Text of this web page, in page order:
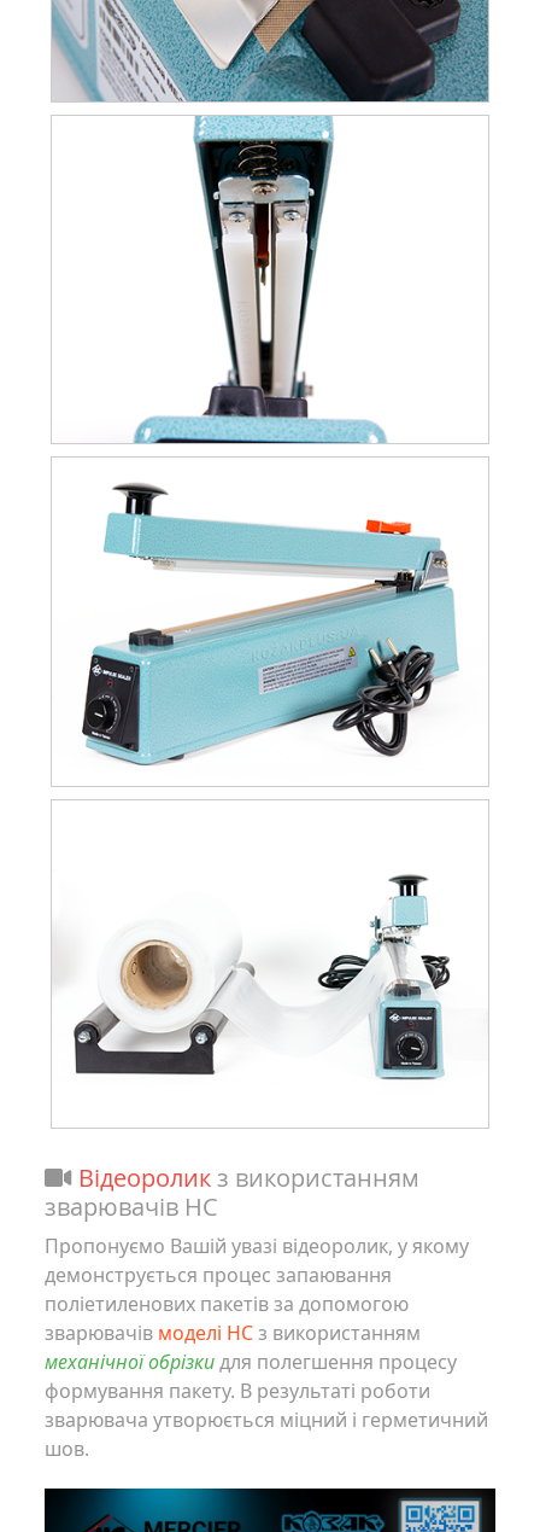
Відеоролик з використанням
зварювачів НC
Пропонуємо Вашій увазі відеоролик, у якому
демонструється процес запаювання
поліетиленових пакетів за допомогою
зварювачів моделі HCз використанням
механічної обрізкидля полегшення процесу
формування пакету. В результаті роботи
зварювача утворюється міцний і герметичний
шов.